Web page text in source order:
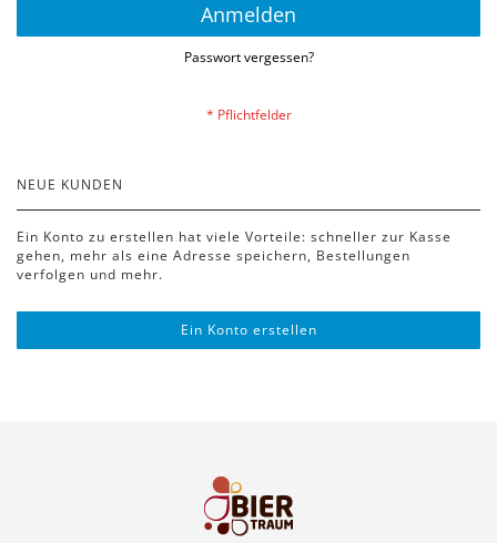
Anmelden
Passwort vergessen?
NEUE KUNDEN
Ein Konto zu erstellen hat viele Vorteile: schneller zur Kasse
gehen, mehr als eine Adresse speichern, Bestellungen
verfolgen und mehr.
Ein Konto erstellen